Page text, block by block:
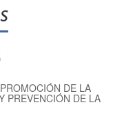
DE LA
PREVENCIÓN DE LA